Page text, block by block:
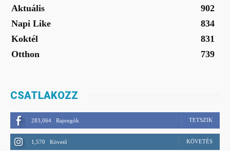
Aktuális
902
Napi Like
834
Koktél
831
Otthon
739
CSATLAKOZZ
283,064 Rajongók TETSZIK
1,570 Követő KÖVETÉS